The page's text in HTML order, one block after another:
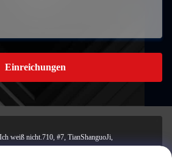
Einreichungen
weiß nicht.710, #7, TianShanguoJi,